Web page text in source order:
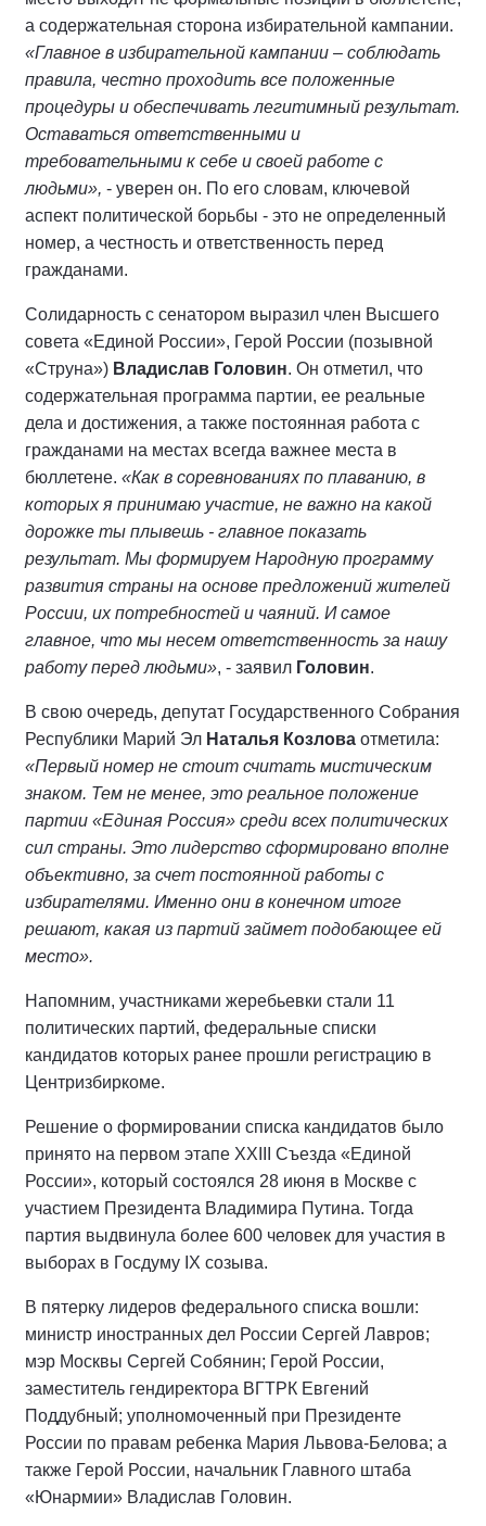
а содержательная сторона избирательной кампании.
«Главное в избирательной кампании – соблюдать
правила, честно проходить все положенные
процедуры и обеспечивать легитимный результат.
Оставаться ответственными и
требовательными к себе и своей работе с
людьми», - уверен он. По его словам, ключевой
аспект политической борьбы - это не определенный
номер, а честность и ответственность перед
гражданами.
Солидарность с сенатором выразил член Высшего
совета «Единой России», Герой России (позывной
«Струна») Владислав Головин. Он отметил, что
содержательная программа партии, ее реальные
дела и достижения, а также постоянная работа с
гражданами на местах всегда важнее места в
бюллетене. «Как в соревнованиях по плаванию, в
которых я принимаю участие, не важно на какой
дорожке ты плывешь - главное показать
результат. Мы формируем Народную программу
развития страны на основе предложений жителей
России, их потребностей и чаяний. И самое
главное, что мы несем ответственность за нашу
работу перед людьми», - заявил Головин.
В свою очередь, депутат Государственного Собрания
Республики Марий Эл Наталья Козлова отметила:
«Первый номер не стоит считать мистическим
знаком. Тем не менее, это реальное положение
партии «Единая Россия» среди всех политических
сил страны. Это лидерство сформировано вполне
объективно, за счет постоянной работы с
избирателями. Именно они в конечном итоге
решают, какая из партий займет подобающее ей
место».
Напомним, участниками жеребьевки стали 11
политических партий, федеральные списки
кандидатов которых ранее прошли регистрацию в
Центризбиркоме.
Решение о формировании списка кандидатов было
принято на первом этапе XXIII Съезда «Единой
России», который состоялся 28 июня в Москве с
участием Президента Владимира Путина. Тогда
партия выдвинула более 600 человек для участия в
выборах в Госдуму IX созыва.
В пятерку лидеров федерального списка вошли:
министр иностранных дел России Сергей Лавров;
мэр Москвы Сергей Собянин; Герой России,
заместитель гендиректора ВГТРК Евгений
Поддубный; уполномоченный при Президенте
России по правам ребенка Мария Львова-Белова; а
также Герой России, начальник Главного штаба
«Юнармии» Владислав Головин.